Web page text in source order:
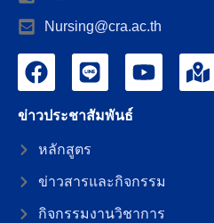
Nursing@cra.ac.th
ข่าวประชาสัมพันธ์
หลักสูตร
ข่าวสารและกิจกรรม
กิจกรรมงานวิชาการ